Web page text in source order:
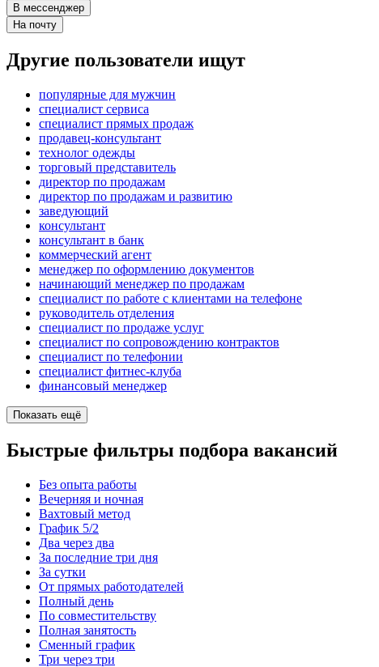
В мессенджер
На почту
Другие пользователи ищут
популярные для мужчин
специалист сервиса
специалист прямых продаж
продавец-консультант
технолог одежды
торговый представитель
директор по продажам
директор по продажам и развитию
заведующий
консультант
консультант в банк
коммерческий агент
менеджер по оформлению документов
начинающий менеджер по продажам
специалист по работе с клиентами на телефоне
руководитель отделения
специалист по продаже услуг
специалист по сопровождению контрактов
специалист по телефонии
специалист фитнес-клуба
финансовый менеджер
Показать ещё
Быстрые фильтры подбора вакансий
Без опыта работы
Вечерняя и ночная
Вахтовый метод
График 5/2
Два через два
За последние три дня
За сутки
От прямых работодателей
Полный день
По совместительству
Полная занятость
Сменный график
Три через три